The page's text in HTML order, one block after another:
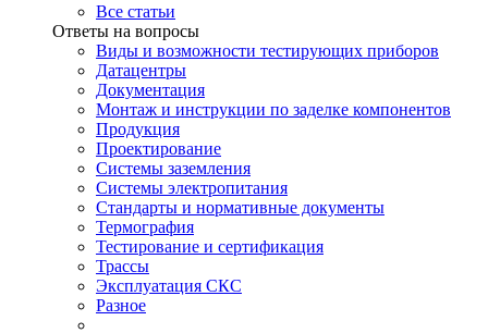
Все статьи
Ответы на вопросы
Виды и возможности тестирующих приборов
Датацентры
Документация
Монтаж и инструкции по заделке компонентов
Продукция
Проектирование
Системы заземления
Системы электропитания
Стандарты и нормативные документы
Термография
Тестирование и сертификация
Трассы
Эксплуатация СКС
Разное